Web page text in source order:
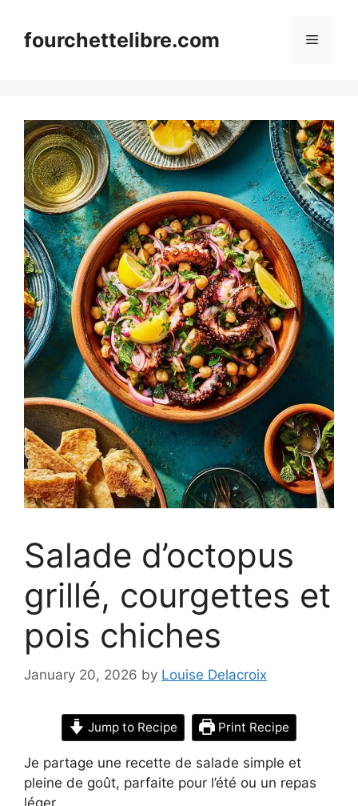
contentfourchettelibre.com Menu
Salade d’octopus
grillé, courgettes et
pois chiches
January 20, 2026 by Louise Delacroix
Jump to Recipe Print Recipe
Je partage une recette de salade simple et
pleine de goût, parfaite pour l’été ou un repas
léger.